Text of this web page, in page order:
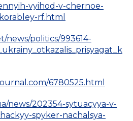
vyihod-v-chernoe-
rf.html
news/politics/993614-
6780525.html
news/202354-sytuacyya-v-
spyker-nachalsya-